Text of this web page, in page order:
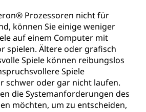
Prozessoren nicht für
können Sie einige weniger
auf einem Computer mit
spielen. Ältere oder grafisch
Spiele können reibungslos
Spiele
schwer oder gar nicht laufen.
die Systemanforderungen des
möchten, um zu entscheiden,